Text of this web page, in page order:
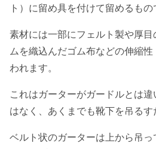
ト）に留め具を付けて留めるもの
素材には一部にフェルト製や厚
ムを織込んだゴム布などの伸縮性
われます。
これはガーターがガードルとは
はなく、あくまでも靴下を吊るす
ベルト状のガーターは上から吊っ